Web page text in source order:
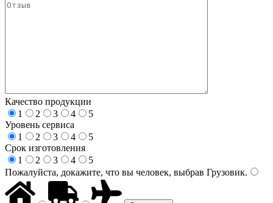
Качество продукции
1
2 3 4
5
Уровень сервиса
1
2 3 4
5
Срок изготовления
1
2 3 4
5
Пожалуйста, докажите, что вы человек, выбрав Грузовик.